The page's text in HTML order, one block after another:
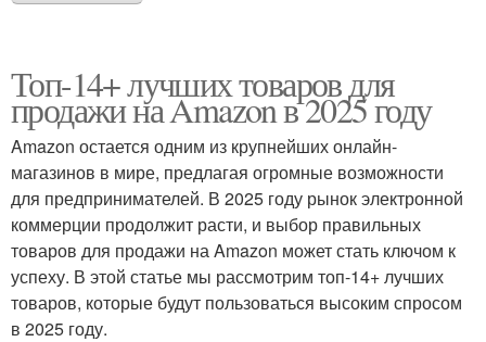
Топ-14+ лучших товаров для
продажи на Amazon в 2025 году
Amazon остается одним из крупнейших онлайн-
магазинов в мире, предлагая огромные возможности
для предпринимателей. В 2025 году рынок электронной
коммерции продолжит расти, и выбор правильных
товаров для продажи на Amazon может стать ключом к
успеху. В этой статье мы рассмотрим топ-14+ лучших
товаров, которые будут пользоваться высоким спросом
в 2025 году.